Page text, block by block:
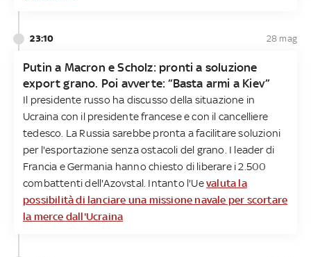
23:10 28 mag
Putin a Macron e Scholz: pronti a soluzione
export grano. Poi avverte: “Basta armi a Kiev”
Il presidente russo ha discusso della situazione in
Ucraina con il presidente francese e con il cancelliere
tedesco. La Russia sarebbe pronta a facilitare soluzioni
per l'esportazione senza ostacoli del grano. I leader di
Francia e Germania hanno chiesto di liberare i 2.500
combattenti dell'Azovstal. Intanto l'Uevaluta la
possibilità di lanciare una missione navale per scortare
la merce dall'Ucraina